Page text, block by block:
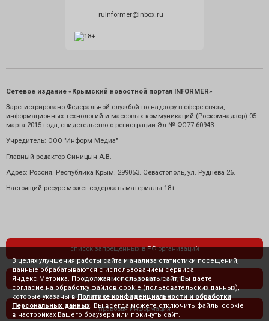
ruinformer@inbox.ru
Сетевое издание «Крымский новостной портал INFORMER»
Зарегистрировано Федеральной службой по надзору в сфере связи,
информационных технологий и массовых коммуникаций (Роскомнадзор) 05
марта 2015 года, свидетельство о регистрации Эл № ФС77-60943.
Учредитель: ООО "Информ Медиа"
Главный редактор Синицын А.В.
Адрес: Россия. Республика Крым. 299053. Севастополь, ул. Руднева 26.
Настоящий ресурс может содержать материалы 18+
список запрещенных в РФ организаций
политика конфиденциальности
правовая информация
В целях улучшения работы сайта и анализа статистики посещений,
данные обрабатываются с использованием сервиса
Яндекс.Метрика. Продолжая использовать сайт, Вы даете
согласие на обработку файлов cookie (пользовательских данных),
которые указаны в Политике конфиденциальности и обработки
Персональных данных . Вы всегда можете отключить файлы cookie
в настройках Вашего браузера или покинуть сайт.